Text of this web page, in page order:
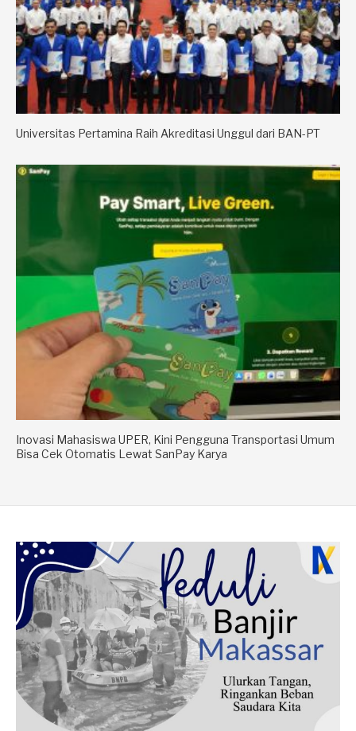
Universitas Pertamina Raih Akreditasi Unggul dari BAN-PT
Inovasi Mahasiswa UPER, Kini Pengguna Transportasi Umum
Bisa Cek Otomatis Lewat SanPay Karya